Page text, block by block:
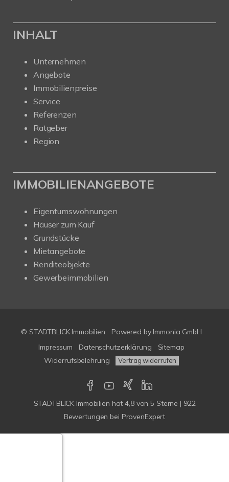
INHALT
Unternehmen
Angebote
Immobilienpreise
Service
Referenzen
Ratgeber
Region
IMMOBILIENANGEBOTE
Eigentumswohnungen
Häuser zum Kauf
Grundstücke
Mietangebote
Renditeobjekte
Gewerbeimmobilien
© STADTBLICK Immobilien Powered by Immonia GmbH
Impressum
Datenschutzerklärung
Sitemap
Widerrufsbelehrung
Vertrag widerrufen
STADTBLICK Immobilien hat4,8von5 Sterne | 922
Bewertungen bei ProvenExpert